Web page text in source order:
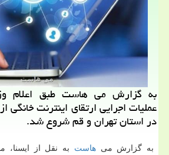
به گزارش می هاست طبق اعلام
در استان تهران و قم شروع شد.
به گزارش میهاست به نقل از ایسنا،